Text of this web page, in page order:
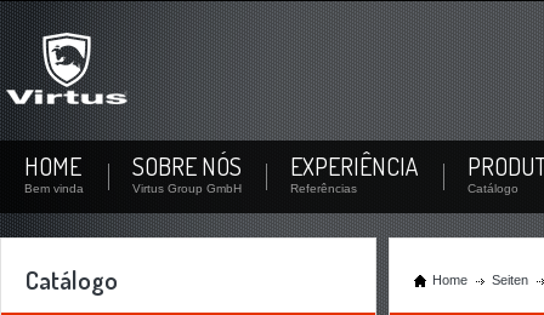
Não se inscreveu?
Inscreva-se agora! Por sua conta pessoal você pode baixar documentos e verificar a
disponibilidade de estoque de cada produto.
Não registrado ainda? Criar um usuário
HOME
Bem vinda
SOBRE NÓS
Virtus Group GmbH
EXPERIÊNCIA
Referências Catálogo
Catálogo Home Seiten